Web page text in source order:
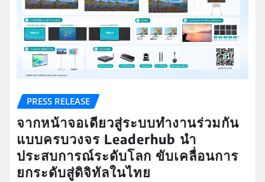
PRESS RELEASE
จากหน้าจอเดียวสู่ระบบทำงานร่วมกัน
แบบครบวงจร Leaderhub นำ
ประสบการณ์ระดับโลก ขับเคลื่อนการ
ยกระดับสู่ดิจิทัลในไทย